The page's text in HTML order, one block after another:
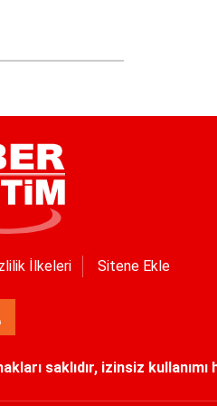
İlkeleri Sitene Ekle
saklıdır, izinsiz kullanımı